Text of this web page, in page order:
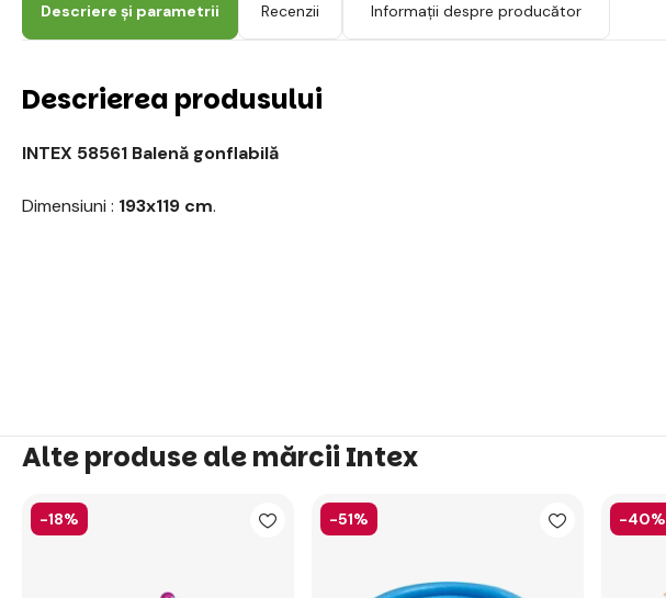
Descriere și parametrii Recenzii Informații despre producător
Descrierea produsului
INTEX 58561 Balenă gonflabilă
Dimensiuni : 193x119 cm.
Alte produse ale mărcii Intex
-18% -51% -40%